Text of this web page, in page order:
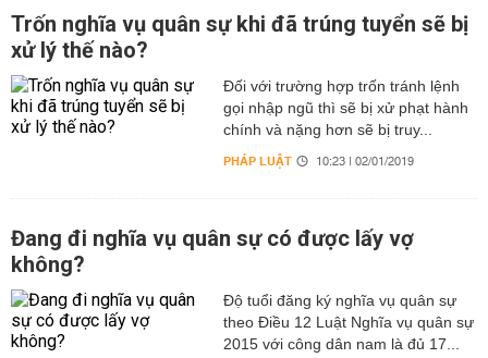
Trốn nghĩa vụ quân sự khi đã trúng tuyển sẽ bị
xử lý thế nào?
Đối với trường hợp trốn tránh lệnh
gọi nhập ngũ thì sẽ bị xử phạt hành
chính và nặng hơn sẽ bị truy...
PHÁP LUẬT 10:23 | 02/01/2019
Đang đi nghĩa vụ quân sự có được lấy vợ
không?
Độ tuổi đăng ký nghĩa vụ quân sự
theo Điều 12 Luật Nghĩa vụ quân sự
2015 với công dân nam là đủ 17...